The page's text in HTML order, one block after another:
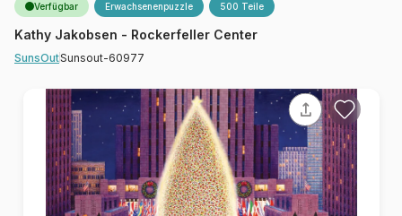
Verfügbar Erwachsenenpuzzle 500 Teile
Kathy Jakobsen - Rockerfeller Center
SunsOutSunsout-60977